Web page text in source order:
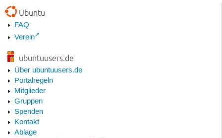
Ubuntu
FAQ
Verein
ubuntuusers.de
Über ubuntuusers.de
Portalregeln
Mitglieder
Gruppen
Spenden
Kontakt
Ablage